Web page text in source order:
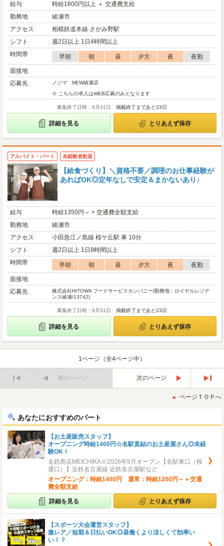
給与
時給1600円以上 ＋ 交通費支給
勤務地
綾瀬市
アクセス
相模鉄道本線 さがみ野駅
シフト
週2日以上 1日4時間以上
時間帯
早朝 朝 昼 夕方 夜
夜勤
面接地
応募先
ノジマ NEW綾瀬店
※ こちらの求人はWEB応募のみとなります
募集終了日時：8月31日 掲載終了まであと23日
詳細を見る とりあえず保存
アルバイト・パート 未経験者歓迎
【給食づくり】＼資格不要／調理のお仕事経験が
あればOK◎定年なしで安定＆まかないあり♪
給与
時給1350円～ + 交通費全額支給
勤務地
綾瀬市
アクセス
小田急江ノ島線 桜ケ丘駅 車 10分
シフト
週2日以上 1日8時間以上
時間帯
早朝 朝 昼 夕方 夜
夜勤
面接地
応募先
株式会社HITOWA フードサービスカンパニー(勤務地：ロイヤルレジデ
ンス綾瀬/13742)
募集終了日時：8月31日 掲載終了まであと23日
詳細を見る とりあえず保存
1ページ（全4ページ中）
前のページ
次のページ
後
ページＴＯＰへ
あなたにおすすめのパート
【お土産販売スタッフ】
オープニング時給1400円☆名駅直結のお土産屋さん◎未経
験OK！
名鉄商店MEICHIKA※2026年9月オープン【名駅東口（桜
通口）】近鉄名古屋線 近鉄名古屋駅など
オープニング：時給1400円 通常：時給1200円～＋交通
費全額支給
詳細を見る とりあえず保存
【スポーツ大会運営スタッフ】
激レア／短期＆日払いOK◎昼働くより涼しくて効率い
い！？